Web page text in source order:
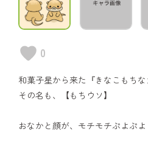
0
和菓子星から来た『きなこもちな
その名も、【もちウソ】
おなかと顔が、モチモチぷよぷよ